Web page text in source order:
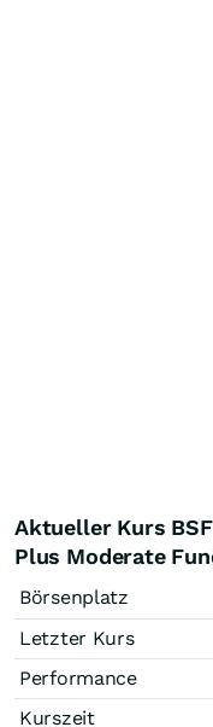
Aktueller Kurs
Plus Moderate
Börsenplatz
Letzter Kurs
Performance
Kurszeit